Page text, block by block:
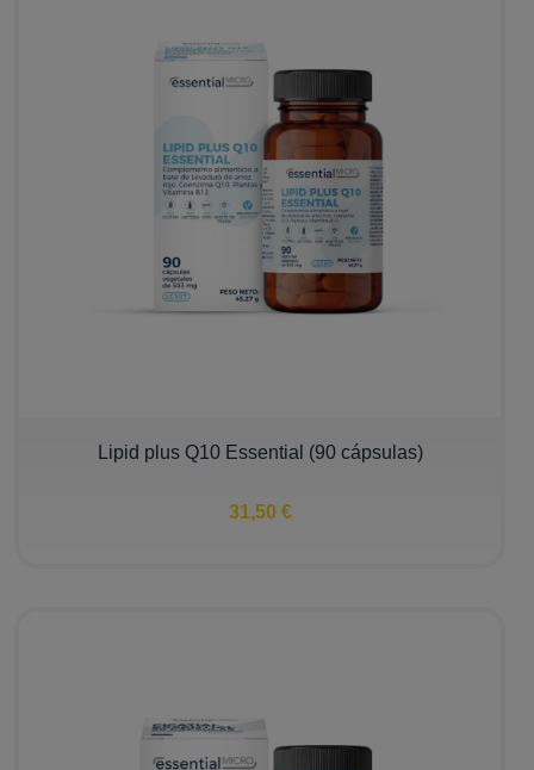
Lipid plus Q10 Essential (90 cápsulas)
31,50 €